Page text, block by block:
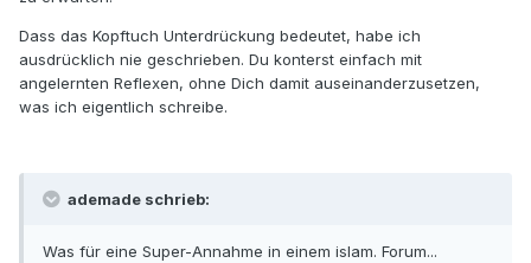
Dass das Kopftuch Unterdrückung bedeutet, habe ich
ausdrücklich nie geschrieben. Du konterst einfach mit
angelernten Reflexen, ohne Dich damit auseinanderzusetzen,
was ich eigentlich schreibe.
ademade schrieb:
Was für eine Super-Annahme in einem islam. Forum...